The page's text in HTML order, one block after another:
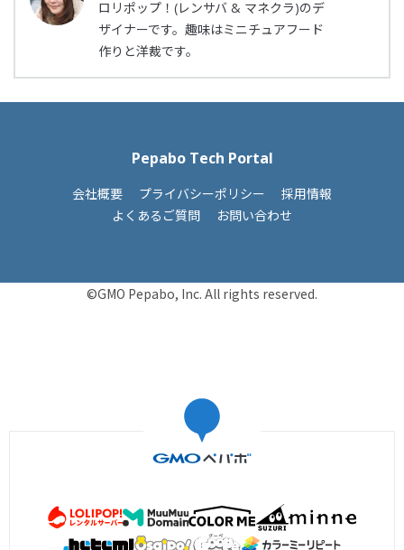
ロリポップ！(レンサバ & マネクラ)のデ
ザイナーです。趣味はミニチュアフード
作りと洋裁です。
Pepabo Tech Portal
会社概要 プライバシーポリシー
採用情報
よくあるご質問
お問い合わせ
©GMO Pepabo, Inc. All rights reserved.